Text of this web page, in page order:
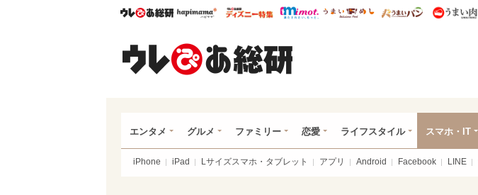
ウレぴあ総研ハピママ* ウレぴあ総研 ディズニー特集
mimot. うまいめし うまいパン
エンタメ グルメ ファミリー 恋愛 ライフスタイル スマホ・IT
iPhone iPad Lサイズスマホ・タブレット アプリ Android Facebook LINE